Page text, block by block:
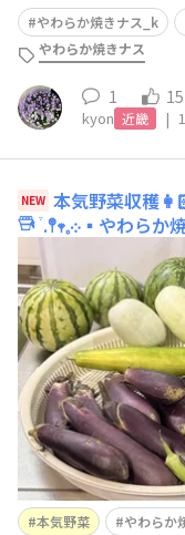
やわらか焼きナス_k
やわらか焼きナス
1 15
kyon 近畿 |
NEW 本気野菜収穫
𓇥 ֒ .𖤣𖥧𓈒܀▪︎やわらか焼きナス ▪︎とろとろ炒めナス ▪︎丸と
ろオクラ ▪︎純あま
▪︎甘小丸スイカ ▪︎ス
本気野菜 やわらか